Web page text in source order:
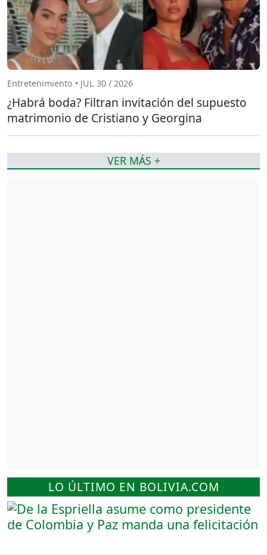
LO ÚLTIMO EN BOLIVIA.COM
Entretenimiento • JUL 30 / 2026
¿Habrá boda? Filtran invitación del supuesto
matrimonio de Cristiano y Georgina
VER MÁS +